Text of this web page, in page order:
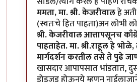
ममता, मा. श्री. केजरीवालहे
(स्वतःचे हित पाहता)अन लोभी
श्री. केजरीवाल आत्तापसूनच
पाहताहेत.मा. श्री.राहूल हे
मार्गदर्शन करतील तसे ते पुढे
खासदार आपापसात भांडतात,